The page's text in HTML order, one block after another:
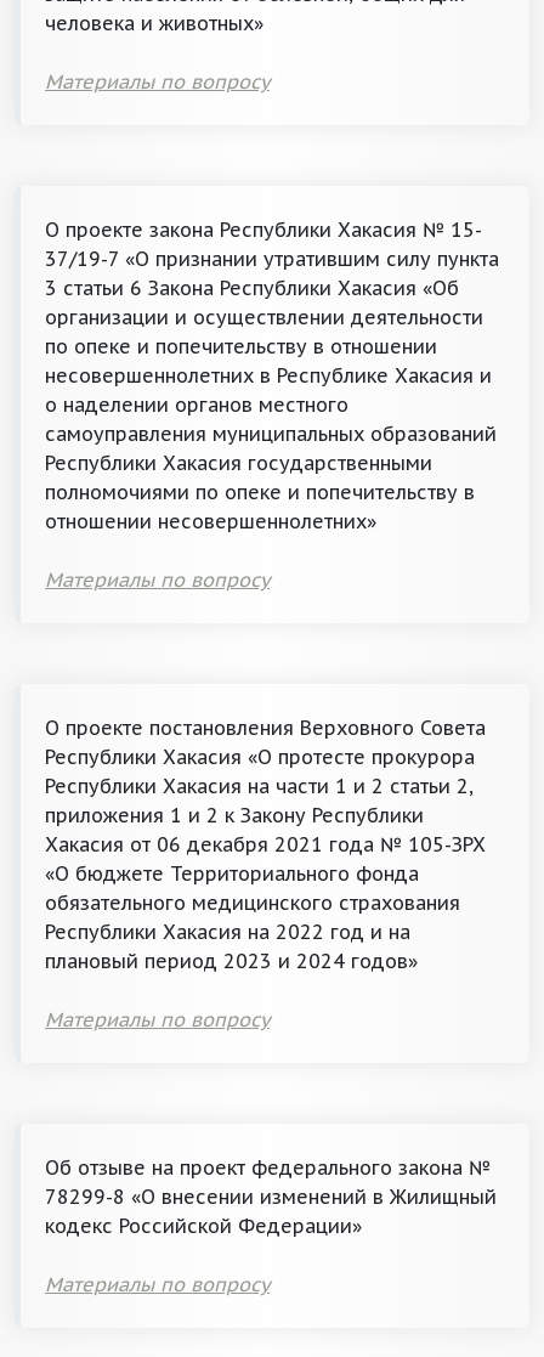
человека и животных»
Материалы по вопросу
О проекте закона Республики Хакасия № 15-
37/19-7 «О признании утратившим силу пункта
3 статьи 6 Закона Республики Хакасия «Об
организации и осуществлении деятельности
по опеке и попечительству в отношении
несовершеннолетних в Республике Хакасия и
о наделении органов местного
самоуправления муниципальных образований
Республики Хакасия государственными
полномочиями по опеке и попечительству в
отношении несовершеннолетних»
Материалы по вопросу
О проекте постановления Верховного Совета
Республики Хакасия «О протесте прокурора
Республики Хакасия на части 1 и 2 статьи 2,
приложения 1 и 2 к Закону Республики
Хакасия от 06 декабря 2021 года № 105-ЗРХ
«О бюджете Территориального фонда
обязательного медицинского страхования
Республики Хакасия на 2022 год и на
плановый период 2023 и 2024 годов»
Материалы по вопросу
Об отзыве на проект федерального закона №
78299-8 «О внесении изменений в Жилищный
кодекс Российской Федерации»
Материалы по вопросу